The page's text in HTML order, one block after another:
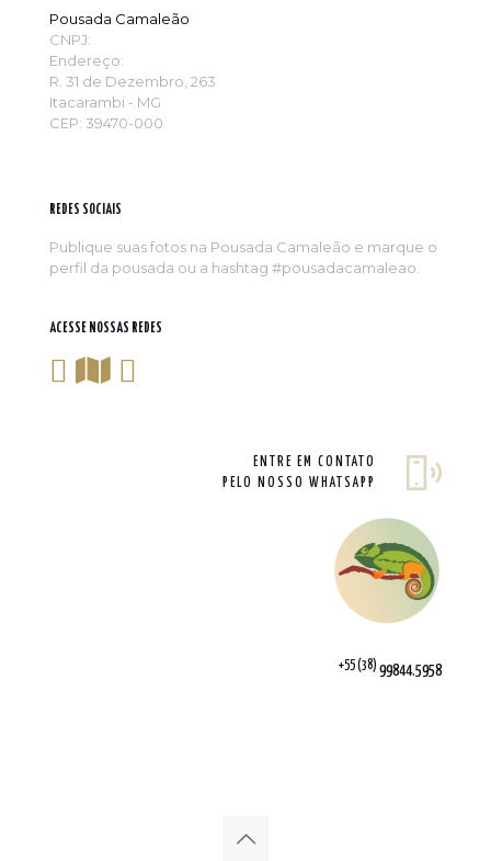
Pousada Camaleão
CNPJ:
Endereço:
R. 31 de Dezembro, 263
Itacarambi - MG
CEP: 39470-000
REDES SOCIAIS
Publique suas fotos na Pousada Camaleão e marque o
perfil da pousada ou a hashtag #pousadacamaleao.
ACESSE NOSSAS REDES
ENTRE EM CONTATO
PELO NOSSO WHATSAPP
+55 (38) 99844.5958